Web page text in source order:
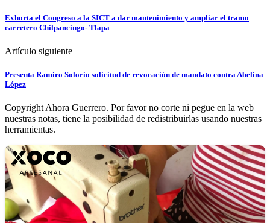
Exhorta el Congreso a la SICT a dar mantenimiento y ampliar el tramo
carretero Chilpancingo- Tlapa
Artículo siguiente
Presenta Ramiro Solorio solicitud de revocación de mandato contra Abelina
López
Copyright Ahora Guerrero. Por favor no corte ni pegue en la web
nuestras notas, tiene la posibilidad de redistribuirlas usando nuestras
herramientas.